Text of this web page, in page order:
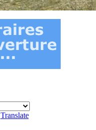
Translate